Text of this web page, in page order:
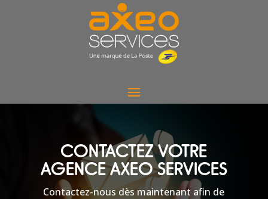
CONTACTEZ VOTRE
AGENCE AXEO SERVICES
Contactez-nous dès maintenant afin de